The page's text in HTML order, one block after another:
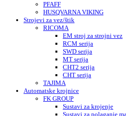
PFAFF
HUSQVARNA VIKING
Strojevi za vez/štik
RICOMA
EM stroj za strojni vez
RCM serija
SWD serija
MT serija
CHT2 serija
CHT serija
TAJIMA
Automatske krojnice
FK GROUP
Sustavi za krojenje
Sustavi za polaganje